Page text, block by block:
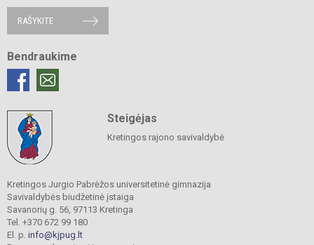
RAŠYKITE
Bendraukime
Steigėjas
Kretingos rajono savivaldybė
Kretingos Jurgio Pabrėžos universitetinė gimnazija
Savivaldybės biudžetinė įstaiga
Savanorių g. 56, 97113 Kretinga
Tel. +370 672 99 180
El. p. info@kjpug.lt